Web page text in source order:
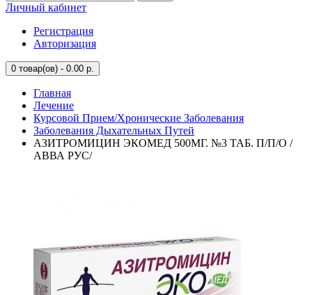
Личный кабинет
Регистрация
Авторизация
0 товар(ов) - 0.00 р.
Главная
Лечение
Курсовой Прием/Хронические Заболевания
Заболевания Дыхательных Путей
АЗИТРОМИЦИН ЭКОМЕД 500МГ. №3 ТАБ. П/П/О /
АВВА РУС/